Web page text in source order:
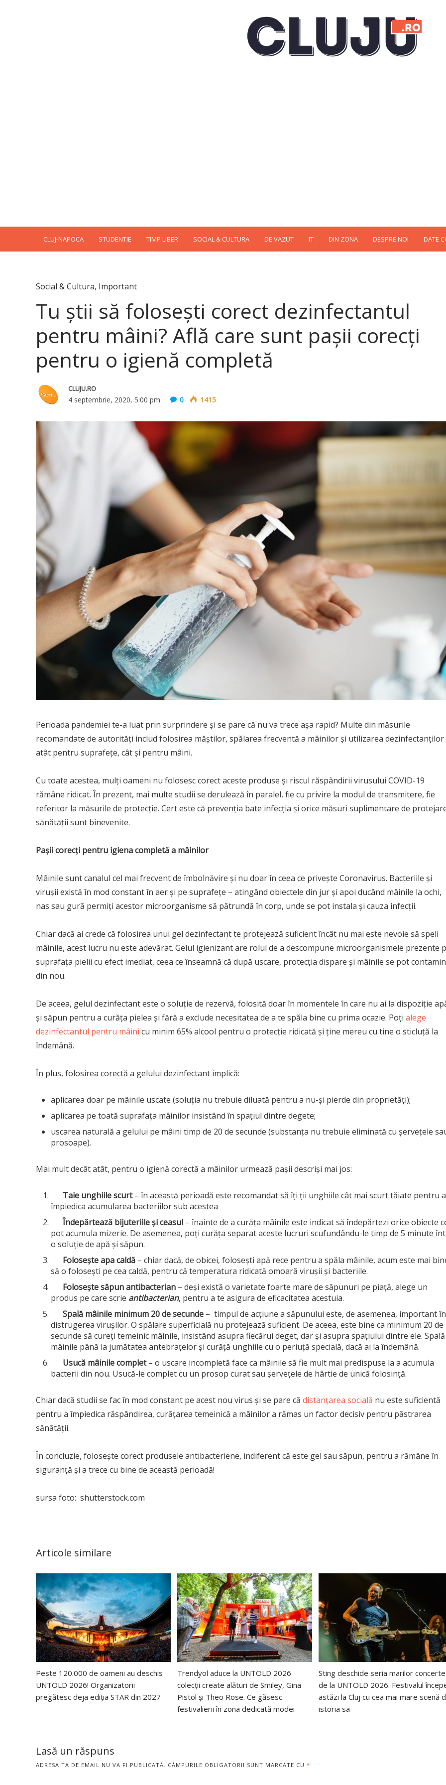
CLUJ-NAPOCA STUDENTIE TIMP LIBER SOCIAL & CULTURA DE VAZUT IT DIN ZONA DESPRE NOI DATE
Social & Cultura, Important
Tu ştii să foloseşti corect dezinfectantul
pentru mâini? Află care sunt pașii corecți
pentru o igienă completă
CLUJU.RO
4 septembrie, 2020, 5:00 pm 0 1415
Perioada pandemiei te-a luat prin surprindere și se pare că nu va trece așa rapid? Multe din măsurile
recomandate de autorități includ folosirea măștilor, spălarea frecventă a mâinilor și utilizarea dezinfectanților
atât pentru suprafețe, cât și pentru mâini.
Cu toate acestea, mulți oameni nu folosesc corect aceste produse și riscul răspândirii virusului COVID-19
rămâne ridicat. În prezent, mai multe studii se derulează în paralel, fie cu privire la modul de transmitere, fie
referitor la măsurile de protecție. Cert este că prevenția bate infecția și orice măsuri suplimentare de
sănătății sunt binevenite.
Pașii corecți pentru igiena completă a mâinilor
Mâinile sunt canalul cel mai frecvent de îmbolnăvire și nu doar în ceea ce privește Coronavirus. Bacteriile și
virușii există în mod constant în aer și pe suprafețe – atingând obiectele din jur și apoi ducând mâinile la ochi,
nas sau gură permiți acestor microorganisme să pătrundă în corp, unde se pot instala și cauza infecții.
Chiar dacă ai crede că folosirea unui gel dezinfectant te protejează suficient încât nu mai este nevoie să speli
mâinile, acest lucru nu este adevărat. Gelul igienizant are rolul de a descompune microorganismele prezente
suprafața pielii cu efect imediat, ceea ce înseamnă că după uscare, protecția dispare și mâinile se pot
din nou.
De aceea, gelul dezinfectant este o soluție de rezervă, folosită doar în momentele în care nu ai la dispoziție
și săpun pentru a curăța pielea și fără a exclude necesitatea de a te spăla bine cu prima ocazie. Poți alege
dezinfectantul pentru mâini cu minim 65% alcool pentru o protecție ridicată și ține mereu cu tine o sticluță la
îndemână.
În plus, folosirea corectă a gelului dezinfectant implică:
aplicarea doar pe mâinile uscate (soluția nu trebuie diluată pentru a nu-și pierde din proprietăți);
aplicarea pe toată suprafața mâinilor insistând în spațiul dintre degete;
uscarea naturală a gelului pe mâini timp de 20 de secunde (substanța nu trebuie eliminată cu șervețele
prosoape).
Mai mult decât atât, pentru o igienă corectă a mâinilor urmează pașii descriși mai jos:
Taie unghiile scurt– în această perioadă este recomandat să îți ții unghiile cât mai scurt tăiate pentru a
împiedica acumularea bacteriilor sub acestea
Îndepărtează bijuteriile și ceasul – înainte de a curăța mâinile este indicat să îndepărtezi orice obiecte
pot acumula mizerie. De asemenea, poți curăța separat aceste lucruri scufundându-le timp de 5 minute
o soluție de apă și săpun.
Folosește apa caldă – chiar dacă, de obicei, folosești apă rece pentru a spăla mâinile, acum este mai
să o folosești pe cea caldă, pentru că temperatura ridicată omoară virușii și bacteriile.
Folosește săpun antibacterian – deși există o varietate foarte mare de săpunuri pe piață, alege un
produs pe care scrie antibacterian, pentru a te asigura de eficacitatea acestuia.
Spală mâinile minimum 20 de secunde – timpul de acțiune a săpunului este, de asemenea, important în
distrugerea virușilor. O spălare superficială nu protejează suficient. De aceea, este bine ca minimum 20 de
secunde să cureți temeinic mâinile, insistând asupra fiecărui deget, dar și asupra spațiului dintre ele. Spală
mâinile până la jumătatea antebrațelor și curăță unghiile cu o periuță specială, dacă ai la îndemână.
Usucă mâinile complet– o uscare incompletă face ca mâinile să fie mult mai predispuse la a acumula
bacterii din nou. Usucă-le complet cu un prosop curat sau șervețele de hârtie de unică folosință.
Chiar dacă studii se fac în mod constant pe acest nou virus și se pare că distanțarea socială nu este suficientă
pentru a împiedica răspândirea, curățarea temeinică a mâinilor a rămas un factor decisiv pentru păstrarea
sănătății.
În concluzie, folosește corect produsele antibacteriene, indiferent că este gel sau săpun, pentru a rămâne în
siguranță și a trece cu bine de această perioadă!
sursa foto: shutterstock.com
Articole similare
Peste 120.000 de oameni au deschis
UNTOLD 2026! Organizatorii
pregătesc deja ediția STAR din 2027
Trendyol aduce la UNTOLD 2026
colecții create alături de Smiley, Gina
Pistol și Theo Rose. Ce găsesc
festivalierii în zona dedicată modei
Sting deschide seria marilor concerte
de la UNTOLD 2026. Festivalul
astăzi la Cluj cu cea mai mare scenă
istoria sa
Lasă un răspuns
ADRESA TA DE EMAIL NU VA FI PUBLICATĂ. CÂMPURILE OBLIGATORII SUNT MARCATE CU *